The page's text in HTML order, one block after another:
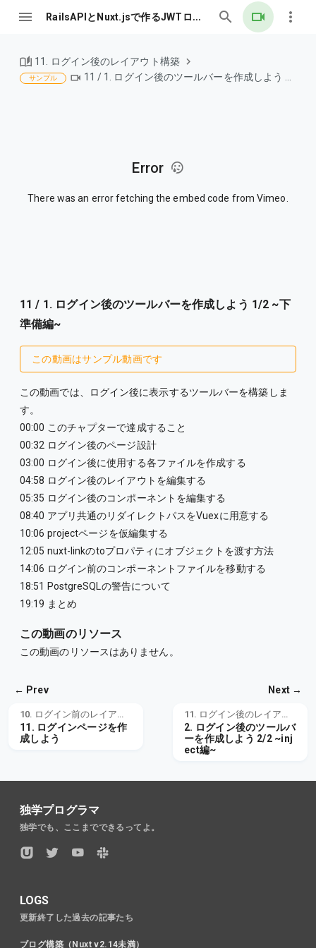
RailsAPIとNuxt.jsで作るJWTログイン認証
11. ログイン後のレイアウト構築
サンプル 11 / 1. ログイン後のツールバーを作成しよう 1/2 ~下準備編~
Error
There was an error fetching the embed code from Vimeo.
11 / 1. ログイン後のツールバーを作成しよう 1/2 ~下
準備編~
この動画はサンプル動画です
この動画では、ログイン後に表示するツールバーを構築しま
す。
00:00 このチャプターで達成すること
00:32 ログイン後のページ設計
03:00 ログイン後に使用する各ファイルを作成する
04:58 ログイン後のレイアウトを編集する
05:35 ログイン後のコンポーネントを編集する
08:40 アプリ共通のリダイレクトパスをVuexに用意する
10:06 projectページを仮編集する
12:05 nuxt-linkのtoプロパティにオブジェクトを渡す方法
14:06 ログイン前のコンポーネントファイルを移動する
18:51 PostgreSQLの警告について
19:19 まとめ
この動画のリソース
この動画のリソースはありません。
← Prev Next →
11. ログインページを作
成しよう
2. ログイン後のツールバ
ーを作成しよう 2/2 ~inj
ect編~
独学プログラマ
独学でも、ここまでできるってよ。
LOGS
更新終了した過去の記事たち
ブログ構築（Nuxt v2.14未満）